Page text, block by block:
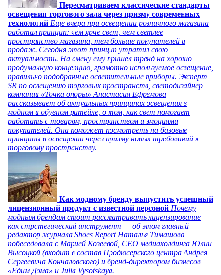
Пересматриваем классические стандарты
освещения торгового зала через призму современных
технологий Еще вчера при освещении розничного магазина
работал принцип: чем ярче свет, чем светлее
пространство магазина, тем больше покупателей и
продаж. Сегодня этот принцип утратил свою
актуальность. На смену ему пришел тренд на хорошо
продуманную концепцию, грамотно используемое освещение,
правильно подобранные осветительные приборы. Эксперт
SR по освещению торговых пространств, светодизайнер
компании «Точка опоры» Анастасия Ефремова
рассказывает об актуальных принципах освещения в
модном и обувном ритейле, о том, как свет помогает
работать с товаром, пространством и эмоциями
покупателей. Она поможет посмотреть на базовые
принципы в освещении через призму новых требований к
торговому пространству.
Как модному бренду выпустить успешный
лицензионный продукт с известной персоной Почему
модным брендам стоит рассматривать лицензирование
как стратегический инструмент — об этом главный
редактор журнала Shoes Report Наталья Тимашова
побеседовала с Марией Козеевой, СЕО медиахолдинга Юлии
Высоцкой (входит в состав Продюсерского центра Андрея
Сергеевича Кончаловского) и бренд-директором бизнесов
«Едим Дома» и Julia Vysotskaya.